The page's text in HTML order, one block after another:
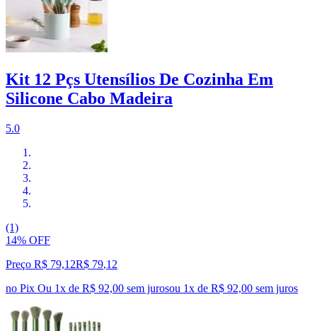
Kit 12 Pçs Utensílios De Cozinha Em
Silicone Cabo Madeira
5.0
(1)
14% OFF
Preço R$ 79,12R$ 79,12
no Pix Ou 1x de R$ 92,00 sem jurosou 1x de R$ 92,00 sem juros